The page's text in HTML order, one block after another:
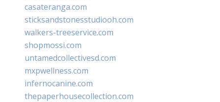
casateranga.com
sticksandstonesstudiooh.com
walkers-treeservice.com
shopmossi.com
untamedcollectivesd.com
mxpwellness.com
infernocanine.com
thepaperhousecollection.com